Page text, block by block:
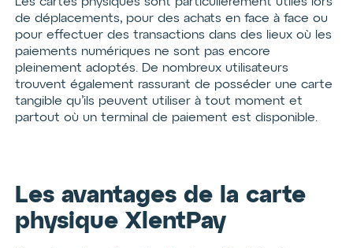
de déplacements, pour des achats en face à face ou
pour effectuer des transactions dans des lieux où les
paiements numériques ne sont pas encore
pleinement adoptés. De nombreux utilisateurs
trouvent également rassurant de posséder une carte
tangible qu’ils peuvent utiliser à tout moment et
partout où un terminal de paiement est disponible.
Les avantages de la carte
physique XlentPay